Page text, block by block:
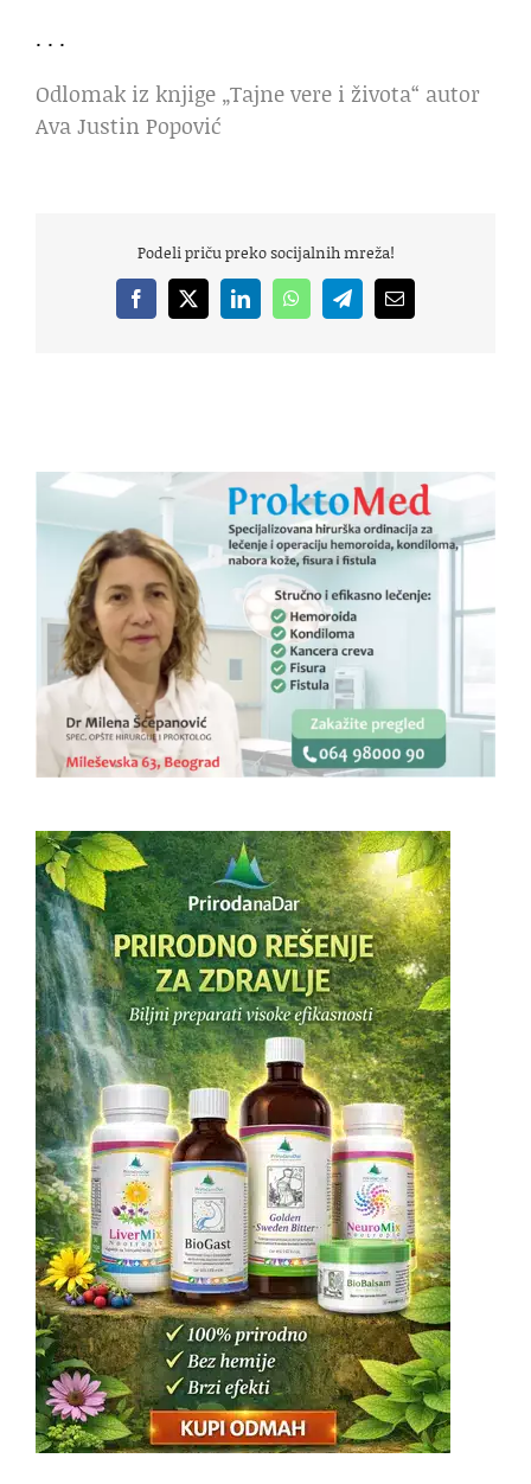
. . .
Odlomak iz knjige „Tajne vere i života“ autor
Ava Justin Popović
Podeli priču preko socijalnih mreža!
Facebook
X LinkedInWhatsAppTelegramEmail